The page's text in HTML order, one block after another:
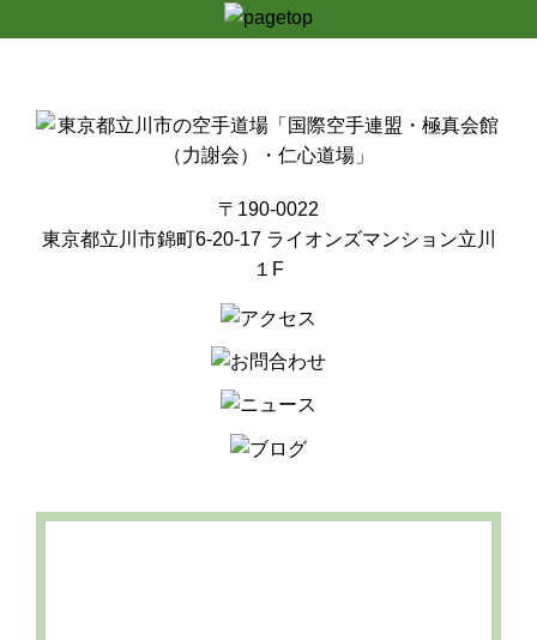
〒190-0022
東京都立川市錦町6-20-17 ライオンズマンション立川
１F